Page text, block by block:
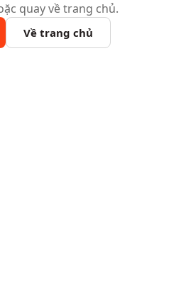
quay về trang chủ.
Về trang chủ